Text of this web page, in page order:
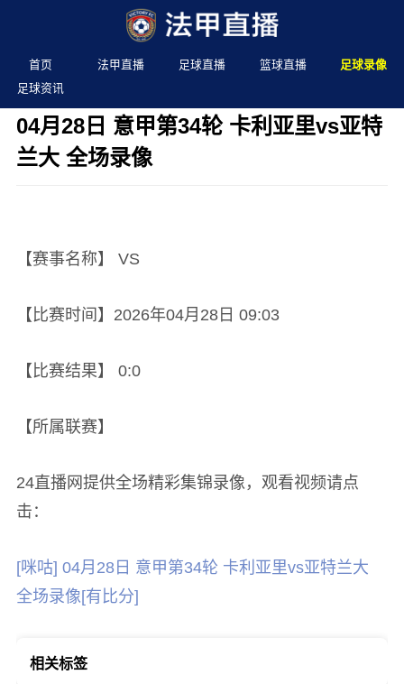
首页 法甲直播 足球直播 篮球直播
足球录像
足球资讯
04月28日 意甲第34轮 卡利亚里vs亚特
兰大 全场录像
【赛事名称】 VS
【比赛时间】2026年04月28日 09:03
【比赛结果】 0:0
【所属联赛】
24直播网提供全场精彩集锦录像，观看视频请点
击：
[咪咕] 04月28日 意甲第34轮 卡利亚里vs亚特兰大
全场录像[有比分]
相关标签